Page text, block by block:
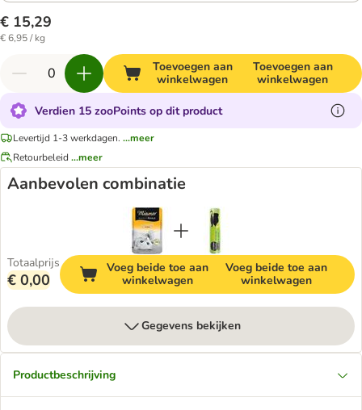
€ 15,29
€ 6,95 / kg
Toevoegen aan
winkelwagen
Toevoegen aan
winkelwagen
Verdien 15 zooPoints op dit product
Levertijd 1-3 werkdagen. ...meer
Retourbeleid ...meer
Aanbevolen combinatie
Totaalprijs
€ 0,00
Voeg beide toe aan
winkelwagen
Voeg beide toe aan
winkelwagen
Gegevens bekijken
Productbeschrijving